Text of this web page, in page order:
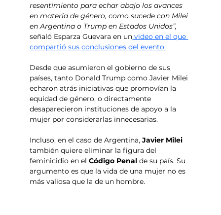
resentimiento para echar abajo los avances
en materia de género, como sucede con Milei
en Argentina o Trump en Estados Unidos”,
señaló Esparza Guevara en un video en el que
compartió sus conclusiones del evento.
Desde que asumieron el gobierno de sus
países, tanto Donald Trump como Javier Milei
echaron atrás iniciativas que promovían la
equidad de género, o directamente
desaparecieron instituciones de apoyo a la
mujer por considerarlas innecesarias.
Incluso, en el caso de Argentina, Javier Milei
también quiere eliminar la figura del
feminicidio en el Código Penal de su país. Su
argumento es que la vida de una mujer no es
más valiosa que la de un hombre.